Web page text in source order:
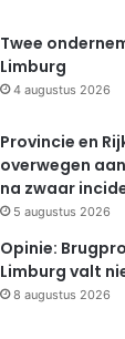
Twee
Limburg
4 augustus 2026
Provincie en
overwegen
na zwaar
5 augustus 2026
Opinie:
Limburg valt
8 augustus 2026